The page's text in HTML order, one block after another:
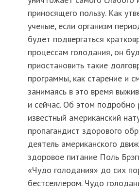
приносящего пользу. Как
ученые, если организм
будет подвергаться
процессам голодания, он
приостановить такие
программы, как старение и
занимаясь в это время
и сейчас. Об этом подробно
известный американский
пропагандист здорового
деятель американского
здоровое питание Поль
«Чудо голодания» до сих
бестселлером. Чудо